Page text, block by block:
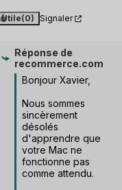
Utile(0) Signaler
Réponse de
recommerce.com
Bonjour Xavier,
Nous sommes
sincèrement
désolés
d'apprendre que
votre Mac ne
fonctionne pas
comme attendu.